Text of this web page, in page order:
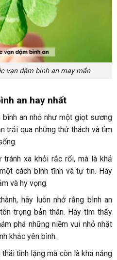
vạn dặm bình an may mắn
an hay nhất
an nhỏ như một giọt sương
trải qua những thử thách và tìm
tránh xa khỏi rắc rối, mà là khả
cách bình tĩnh và tự tin. Hãy
và hy vọng.
hãy luôn nhớ rằng bình an
trọng bản thân. Hãy tìm thấy
phá những niềm vui nhỏ nhặt
khắc yên bình.
tĩnh lặng mà còn là khả năng